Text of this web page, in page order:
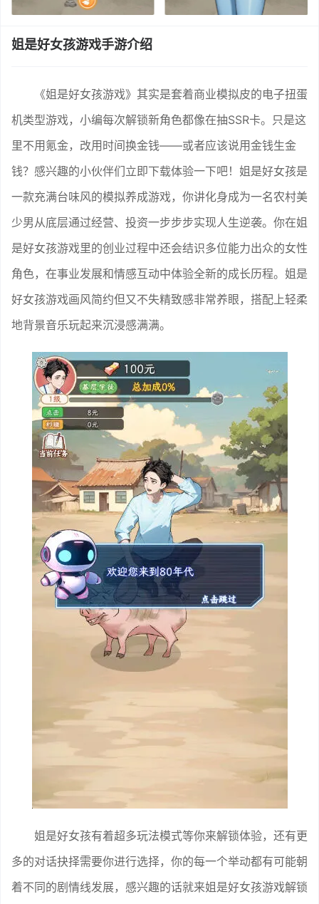
姐是好女孩游戏手游介绍
《姐是好女孩游戏》其实是套着商业模拟皮的电子扭蛋
机类型游戏，小编每次解锁新角色都像在抽SSR卡。只是这
里不用氪金，改用时间换金钱——或者应该说用金钱生金
钱？感兴趣的小伙伴们立即下载体验一下吧！姐是好女孩是
一款充满台味风的模拟养成游戏，你讲化身成为一名农村美
少男从底层通过经营、投资一步步步实现人生逆袭。你在姐
是好女孩游戏里的创业过程中还会结识多位能力出众的女性
角色，在事业发展和情感互动中体验全新的成长历程。姐是
好女孩游戏画风简约但又不失精致感非常养眼，搭配上轻柔
地背景音乐玩起来沉浸感满满。
姐是好女孩有着超多玩法模式等你来解锁体验，还有更
多的对话抉择需要你进行选择，你的每一个举动都有可能朝
着不同的剧情线发展，感兴趣的话就来姐是好女孩游戏解锁